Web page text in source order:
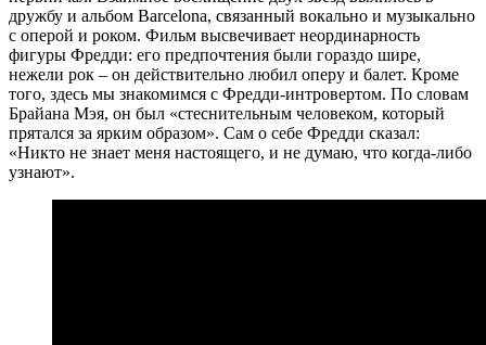
дружбу и альбом Barcelona, связанный вокально и музыкально
с оперой и роком. Фильм высвечивает неординарность
фигуры Фредди: его предпочтения были гораздо шире,
нежели рок – он действительно любил оперу и балет. Кроме
того, здесь мы знакомимся с Фредди-интровертом. По словам
Брайана Мэя, он был «стеснительным человеком, который
прятался за ярким образом». Сам о себе Фредди сказал:
«Никто не знает меня настоящего, и не думаю, что когда-либо
узнают».